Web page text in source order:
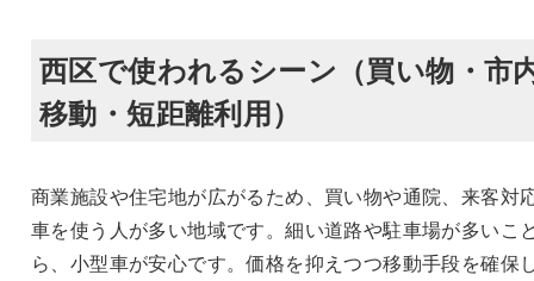
西区で使われるシーン（買い物・市
移動・短距離利用）
商業施設や住宅地が広がるため、買い物や通院、来客対
車を使う人が多い地域です。細い道路や駐車場が多いこ
ら、小型車が安心です。価格を抑えつつ移動手段を確保